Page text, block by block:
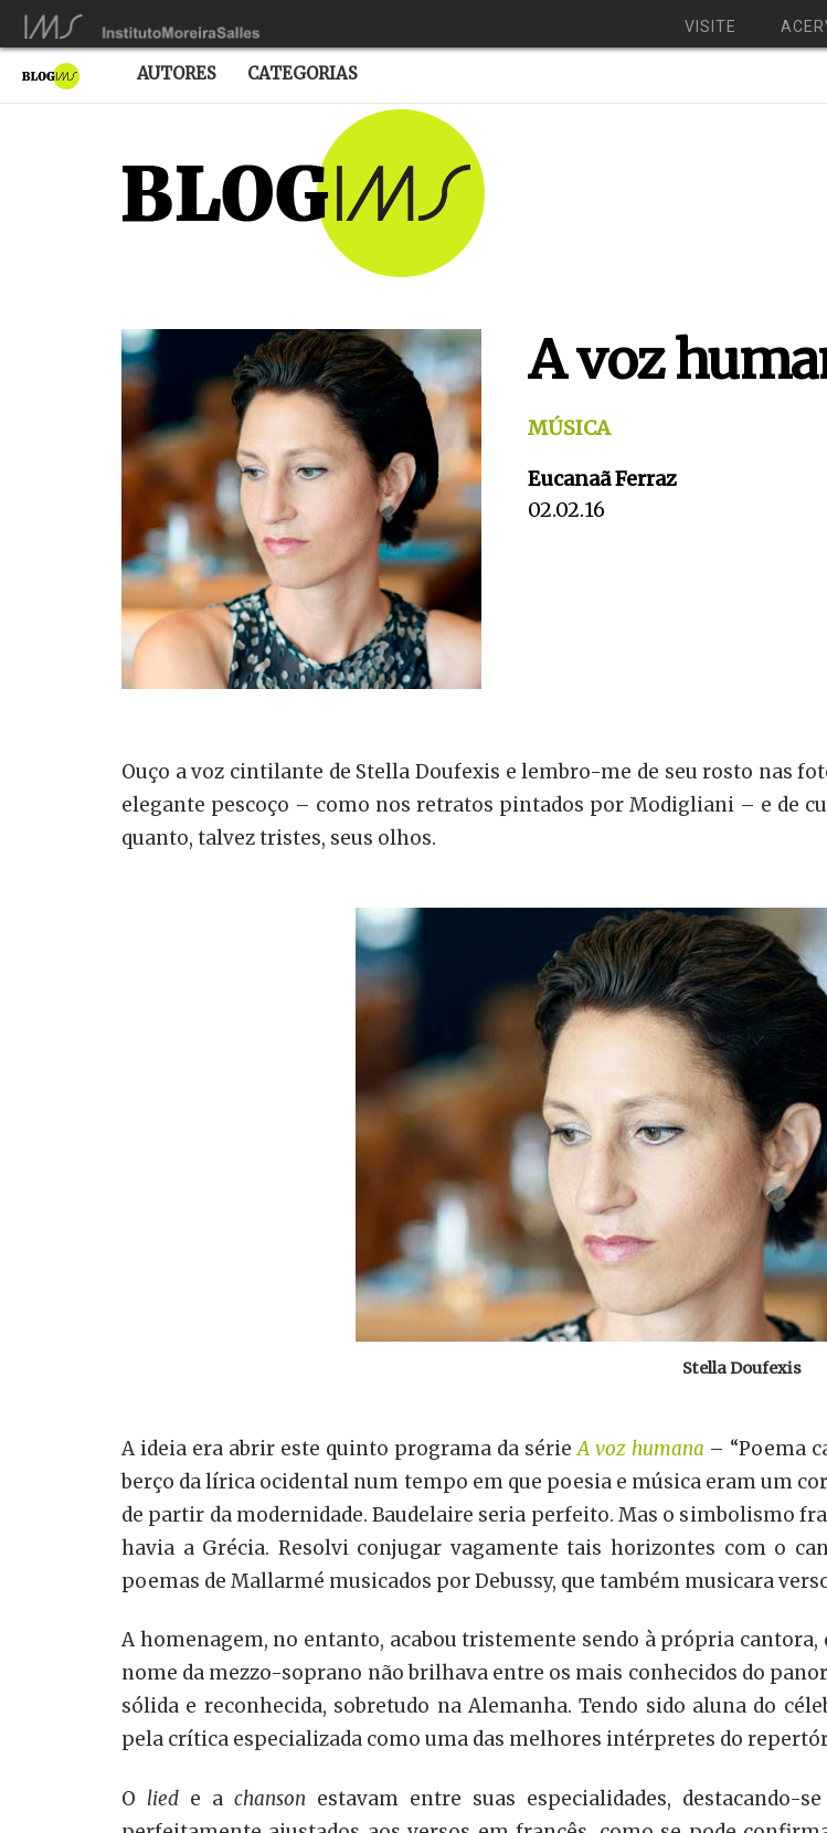
VISITE
AUTORES CATEGORIAS
A voz
MÚSICA
Eucanaã Ferraz
02.02.16
Ouço a voz cintilante de Stella Doufexis e lembro-me de seu rosto nas
elegante pescoço – como nos retratos pintados por Modigliani – e de
quanto, talvez tristes, seus olhos.
Stella Doufexis
A ideia era abrir este quinto programa da sérieA voz humana – “Poema
berço da lírica ocidental num tempo em que poesia e música eram um
de partir da modernidade. Baudelaire seria perfeito. Mas o simbolismo
havia a Grécia. Resolvi conjugar vagamente tais horizontes com o
poemas de Mallarmé musicados por Debussy, que também musicara
A homenagem, no entanto, acabou tristemente sendo à própria cantora,
nome da mezzo-soprano não brilhava entre os mais conhecidos do
sólida e reconhecida, sobretudo na Alemanha. Tendo sido aluna do
pela crítica especializada como uma das melhores intérpretes do
O lied e a chanson estavam entre suas especialidades, destacando-